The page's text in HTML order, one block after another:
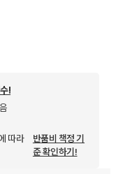
!
따라
반품비 책정 기
준 확인하기!